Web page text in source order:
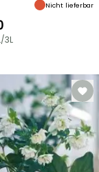
Nicht lieferbar
3L